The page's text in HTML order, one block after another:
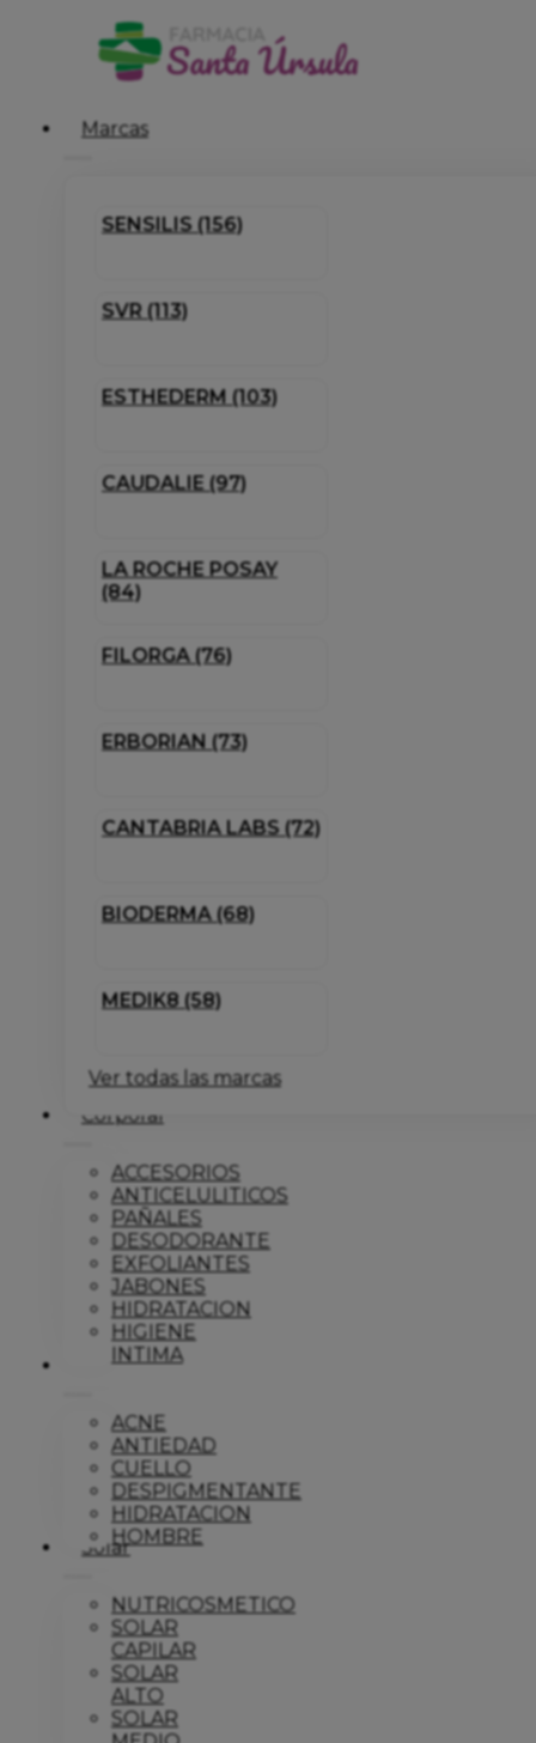
Marcas
SENSILIS (156)
SVR (113)
ESTHEDERM (103)
CAUDALIE (97)
LA ROCHE POSAY
(84)
FILORGA (76)
ERBORIAN (73)
CANTABRIA LABS (72)
BIODERMA (68)
MEDIK8 (58)
Ver todas las marcas
Corporal
ACCESORIOS
ANTICELULITICOS
PAÑALES
DESODORANTE
EXFOLIANTES
JABONES
HIDRATACION
HIGIENE
INTIMA
Dermo
ACNE
ANTIEDAD
CUELLO
DESPIGMENTANTE
HIDRATACION
HOMBRE
Solar
NUTRICOSMETICO
SOLAR
CAPILAR
SOLAR
ALTO
SOLAR